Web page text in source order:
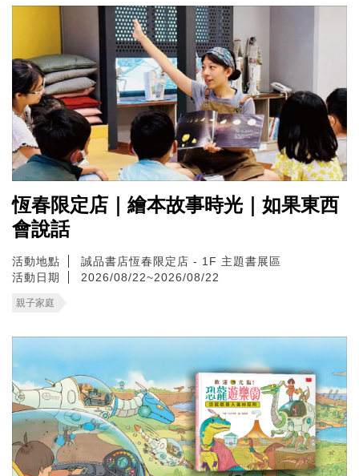
恆春限定店｜繪本故事時光｜如果東西
會說話
活動地點
誠品書店恆春限定店 - 1F 主題書展區
活動日期
2026/08/22~2026/08/22
親子家庭